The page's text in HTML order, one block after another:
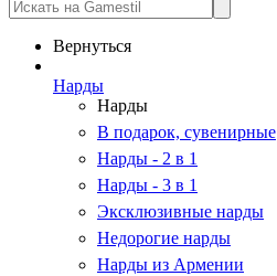
Вернуться
Нарды
Нарды
В подарок, сувенирные
Нарды - 2 в 1
Нарды - 3 в 1
Эксклюзивные нарды
Недорогие нарды
Нарды из Армении